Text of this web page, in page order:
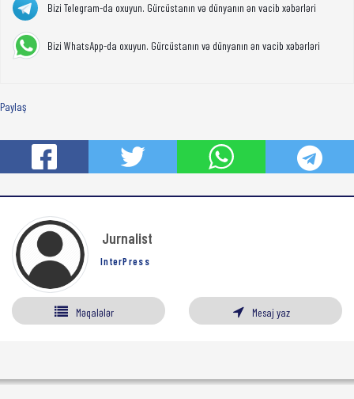
Bizi Telegram-da oxuyun. Gürcüstanın və dünyanın ən vacib xəbərləri
Bizi WhatsApp-da oxuyun. Gürcüstanın və dünyanın ən vacib xəbərləri
Paylaş
Jurnalist
InterPress
Məqalələr Mesaj yaz